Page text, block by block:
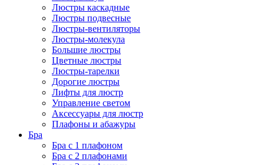
Люстры каскадные
Люстры подвесные
Люстры-вентиляторы
Люстры-молекула
Большие люстры
Цветные люстры
Люстры-тарелки
Дорогие люстры
Лифты для люстр
Управление светом
Аксессуары для люстр
Плафоны и абажуры
Бра
Бра с 1 плафоном
Бра с 2 плафонами